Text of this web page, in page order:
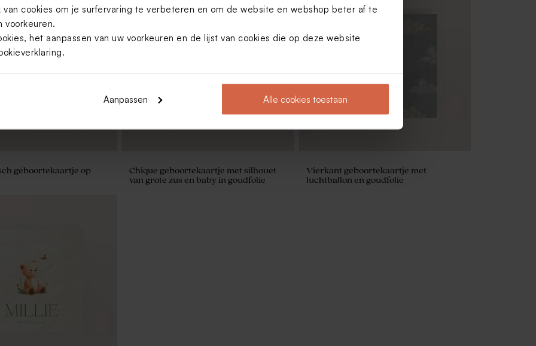
cookies om je surfervaring te verbeteren en om de website en webshop beter af te
voorkeuren.
het aanpassen van uw voorkeuren en de lijst van cookies die op deze website
.
Aanpassen Alle cookies toestaan
raam | Wit met
Glitter zeepjes - Allegro
Potje voor doopsuiker met gouden
goud De Bock 1kg (±
geboortekaartje op
Chique geboortekaartje met silhouet
van grote zus en baby in goudfolie
Vierkant geboortekaartje met
luchtballon en goudfolie